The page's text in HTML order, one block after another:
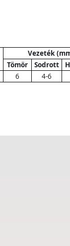
Vezeték
Tömör
Sodrott
6 4-6